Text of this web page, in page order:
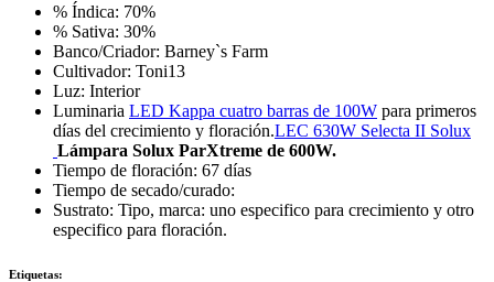
% Índica: 70%
% Sativa: 30%
Banco/Criador: Barney`s Farm
Cultivador: Toni13
Luz: Interior
Luminaria LED Kappa cuatro barras de 100W para primeros
días del crecimiento y floración.LEC 630W Selecta II Solux
Lámpara Solux ParXtreme de 600W.
Tiempo de floración: 67 días
Tiempo de secado/curado:
Sustrato: Tipo, marca: uno especifico para crecimiento y otro
especifico para floración.
Etiquetas: